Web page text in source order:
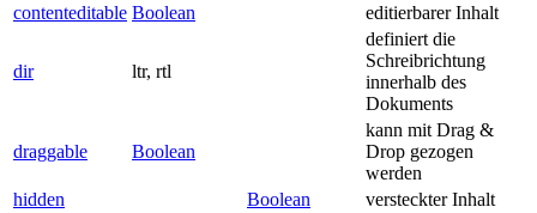
contenteditable Boolean editierbarer Inhalt
dir ltr, rtl
definiert die
Schreibrichtung
innerhalb des
Dokuments
draggable Boolean
kann mit Drag &
Drop gezogen
werden
hidden
Boolean versteckter Inhalt